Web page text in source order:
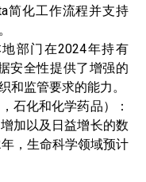
简化工作流程并支持
部门在2024年持有
安全性提供了增强的
和监管要求的能力。
石化和化学药品）：
加以及日益增长的数
，生命科学领域预计